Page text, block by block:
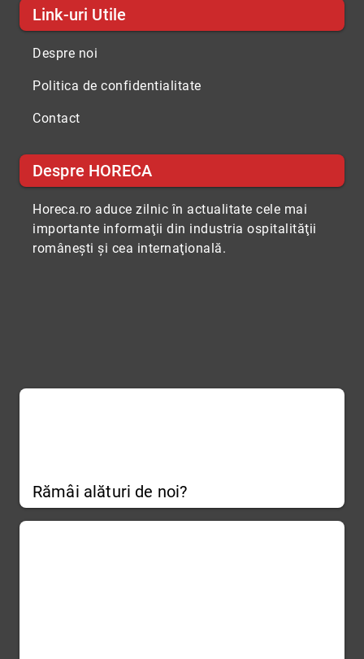
Link-uri Utile
Despre noi
Politica de confidentialitate
Contact
Despre HORECA
Horeca.ro aduce zilnic în actualitate cele mai
importante informaţii din industria ospitalităţii
româneşti şi cea internaţională.
Rămâi alături de noi?